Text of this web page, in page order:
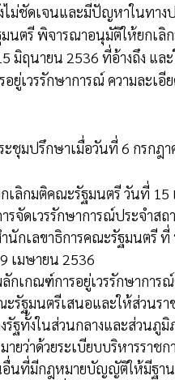
ไม่ชัดเจนและมีปัญหาในทาง
นตรี พิจารณาอนุมัติให้ยกเลิ
มิฤนายน 2536 ที่อ้างถึง แล
ยู่เวรรักษาการณ์ ความละเอี
ชุมปรึกษาเมื่อวันที่ 6 กรกฎา
เลิกมติคณะรัฐมนตรี วันที่ 15
รจัดเวรรักษาการณ์ประจำสถ
นักเลขาธิการคณะรัฐมนตรี ที่
เมษายน 2536
กเกณฑ์การอยู่เวรรักษาการ
ะรัฐมนตรีเสนอและให้ส่วนรา
รัฐทั้งในส่วนกลางและส่วนภูมิ
ยว่าด้วยระเบียบบริหารราชก
อื่นที่มีกฎหมายบัญญัติให้มีฐา